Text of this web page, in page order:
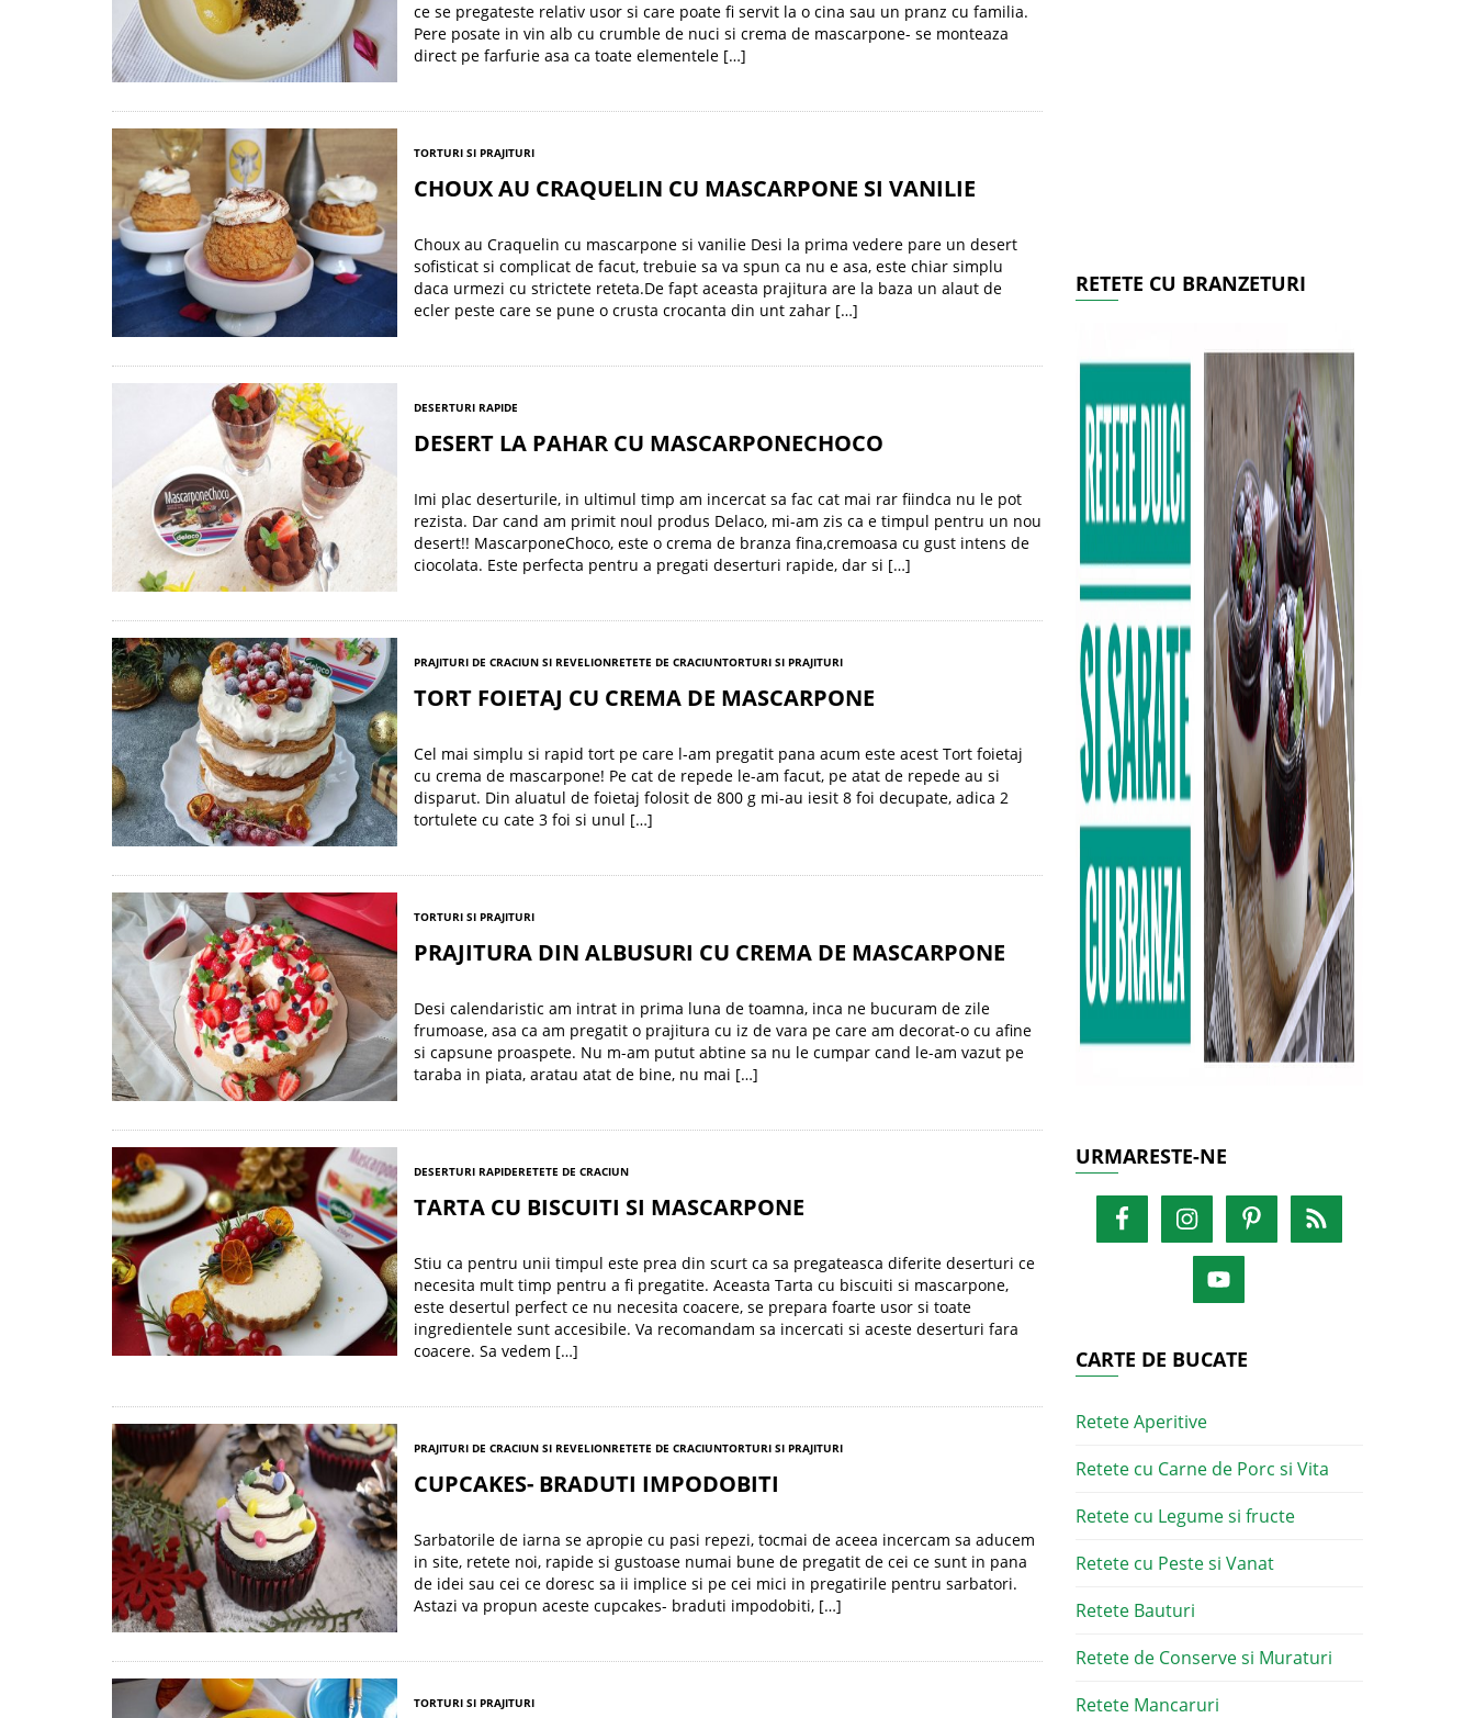
ce se pregateste relativ usor si care poate fi servit la o cina sau un pranz cu familia.
Pere posate in vin alb cu crumble de nuci si crema de mascarpone- se monteaza
direct pe farfurie asa ca toate elementele […]
TORTURI SI PRAJITURI
CHOUX AU CRAQUELIN CU MASCARPONE SI VANILIE
Choux au Craquelin cu mascarpone si vanilie Desi la prima vedere pare un desert
sofisticat si complicat de facut, trebuie sa va spun ca nu e asa, este chiar simplu
daca urmezi cu strictete reteta.De fapt aceasta prajitura are la baza un alaut de
ecler peste care se pune o crusta crocanta din unt zahar […]
DESERTURI RAPIDE
DESERT LA PAHAR CU MASCARPONECHOCO
Imi plac deserturile, in ultimul timp am incercat sa fac cat mai rar fiindca nu le pot
rezista. Dar cand am primit noul produs Delaco, mi-am zis ca e timpul pentru un nou
desert!! MascarponeChoco, este o crema de branza fina,cremoasa cu gust intens de
ciocolata. Este perfecta pentru a pregati deserturi rapide, dar si […]
PRAJITURI DE CRACIUN SI REVELIONRETETE DE CRACIUNTORTURI SI PRAJITURI
TORT FOIETAJ CU CREMA DE MASCARPONE
Cel mai simplu si rapid tort pe care l-am pregatit pana acum este acest Tort foietaj
cu crema de mascarpone! Pe cat de repede le-am facut, pe atat de repede au si
disparut. Din aluatul de foietaj folosit de 800 g mi-au iesit 8 foi decupate, adica 2
tortulete cu cate 3 foi si unul […]
TORTURI SI PRAJITURI
PRAJITURA DIN ALBUSURI CU CREMA DE MASCARPONE
Desi calendaristic am intrat in prima luna de toamna, inca ne bucuram de zile
frumoase, asa ca am pregatit o prajitura cu iz de vara pe care am decorat-o cu afine
si capsune proaspete. Nu m-am putut abtine sa nu le cumpar cand le-am vazut pe
taraba in piata, aratau atat de bine, nu mai […]
DESERTURI RAPIDERETETE DE CRACIUN
TARTA CU BISCUITI SI MASCARPONE
Stiu ca pentru unii timpul este prea din scurt ca sa pregateasca diferite deserturi ce
necesita mult timp pentru a fi pregatite. Aceasta Tarta cu biscuiti si mascarpone,
este desertul perfect ce nu necesita coacere, se prepara foarte usor si toate
ingredientele sunt accesibile. Va recomandam sa incercati si aceste deserturi fara
coacere. Sa vedem […]
PRAJITURI DE CRACIUN SI REVELIONRETETE DE CRACIUNTORTURI SI PRAJITURI
CUPCAKES- BRADUTI IMPODOBITI
Sarbatorile de iarna se apropie cu pasi repezi, tocmai de aceea incercam sa aducem
in site, retete noi, rapide si gustoase numai bune de pregatit de cei ce sunt in pana
de idei sau cei ce doresc sa ii implice si pe cei mici in pregatirile pentru sarbatori.
Astazi va propun aceste cupcakes- braduti impodobiti, […]
TORTURI SI PRAJITURI
RETETE CU BRANZETURI
URMARESTE-NE
CARTE DE BUCATE
Retete Aperitive
Retete cu Carne de Porc si Vita
Retete cu Legume si fructe
Retete cu Peste si Vanat
Retete Bauturi
Retete de Conserve si Muraturi
Retete Mancaruri